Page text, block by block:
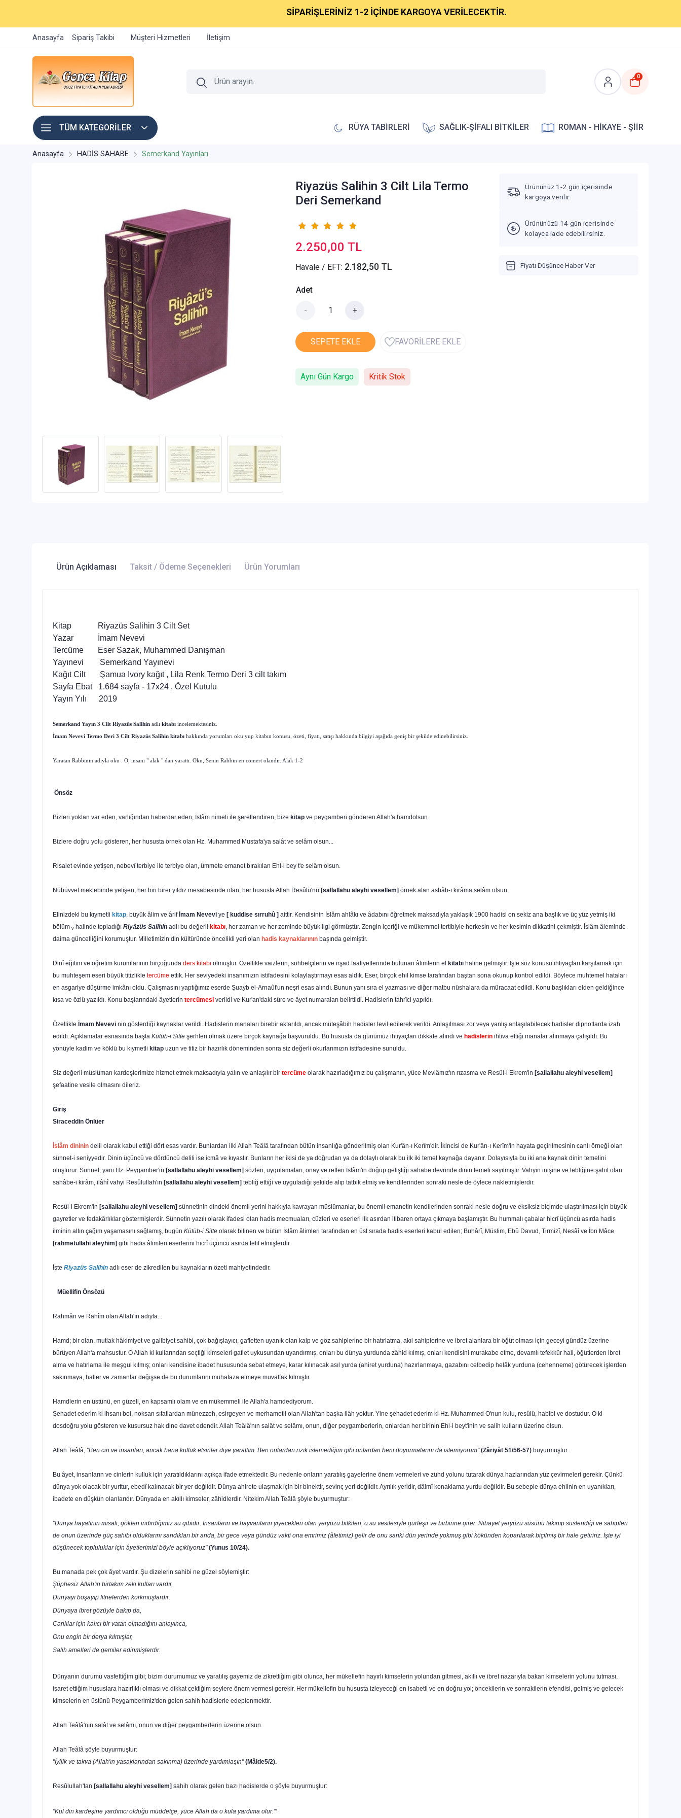
SİPARİŞLERİNİZ 1-2 İÇİNDE KARGOYA VERİLECEKTİR.
Anasayfa Sipariş Takibi Müşteri Hizmetleri İletişim
0
TÜM KATEGORİLER RÜYA TABİRLERİ SAĞLIK-ŞİFALI BİTKİLER ROMAN - HİKAYE - ŞİİR
Anasayfa HADİS SAHABE Semerkand Yayınları
Riyazüs Salihin 3 Cilt Lila Termo
Deri Semerkand
2.250,00 TL
Havale / EFT: 2.182,50 TL
Adet
- +
SEPETE EKLE FAVORİLERE EKLE
Aynı Gün Kargo Kritik Stok
Ürününüz 1-2 gün içerisinde
kargoya verilir.
Ürününüzü 14 gün içerisinde
kolayca iade edebilirsiniz.
Fiyatı Düşünce Haber Ver
Ürün Açıklaması Taksit / Ödeme Seçenekleri Ürün Yorumları
Kitap Riyazüs Salihin 3 Cilt Set
Yazar İmam Nevevi
Tercüme Eser Sazak, Muhammed Danışman
Yayınevi Semerkand Yayınevi
Kağıt Cilt Şamua Ivory kağıt , Lila Renk Termo Deri 3 cilt takım
Sayfa Ebat 1.684 sayfa - 17x24 , Özel Kutulu
Yayın Yılı 2019
Semerkand Yayın 3 Cilt Riyazüs Salihin adlı kitabı incelemektesiniz.
İmam Nevevi Termo Deri 3 Cilt Riyazüs Salihin kitabı hakkında yorumları oku yup kitabın konusu, özeti, fiyatı, satışı hakkında bilgiyi aşağıda geniş bir şekilde edinebilirsiniz.
Yaratan Rabbinin adıyla oku . O, insanı " alak " dan yarattı. Oku, Senin Rabbin en cömert olandır. Alak 1-2
Önsöz
Bizleri yoktan var eden, varlığından haberdar eden, İslâm nimeti ile şereflendiren, bize kitap ve peygamberi gönderen Allah'a hamdolsun.
Bizlere doğru yolu gösteren, her hususta örnek olan Hz. Muhammed Mustafa'ya salât ve selâm olsun...
Risalet evinde yetişen, nebevî terbiye ile terbiye olan, ümmete emanet bırakılan Ehl-i bey t'e selâm olsun.
Nübüvvet mektebinde yetişen, her biri birer yıldız mesabesinde olan, her hususta Allah Resûlü'nü [sallallahu aleyhi vesellem] örnek alan ashâb-ı kirâma selâm olsun.
Elinizdeki bu kıymetli kitap, büyük âlim ve ârif İmam Nevevi ye [ kuddise sırruhû ] aittir. Kendisinin İslâm ahlâkı ve âdabını öğretmek maksa­dıyla yaklaşık 1900 hadisi on sekiz ana başlık ve üç yüz yetmiş iki
bölüm v halinde topladığı Riyâzüs Salihin adlı bu değerli kitabı, her zaman ve her zeminde büyük ilgi görmüştür. Zengin içeriği ve mükemmel tertibiyle herkesin ve her kesimin dikkatini çekmiştir. İslâm âleminde
daima gün­celliğini korumuştur. Milletimizin din kültüründe öncelikli yeri olan hadis kaynaklarının başında gelmiştir.
Dinî eğitim ve öğretim kurumla­rının birçoğunda ders kitabı olmuştur. Özellikle vaizlerin, sohbetçilerin ve irşad faaliyetlerinde bulunan âlimlerin el kitabı haline gelmiştir. İşte söz konusu ihtiyaçları karşılamak için
bu muhteşem eseri büyük titiz­likle tercüme ettik. Her seviyedeki insanımızın istifadesini kolaylaş­tırmayı esas aldık. Eser, birçok ehil kimse tarafından baştan sona okunup kontrol edildi. Böylece muhtemel hataları
en asgariye düşürme imkânı oldu. Çalışmasını yaptığımız eserde Şuayb el-Arnaût'un neşri esas alındı. Bunun yanı sıra el yazması ve diğer matbu nüshalara da müracaat edildi. Konu başlıkları elden geldiğince
kısa ve özlü yazıldı. Konu başlarındaki âyetlerin tercümesi verildi ve Kur'an'daki sûre ve âyet numaraları belirtildi. Hadislerin tahrîci yapıldı.
Özellikle İmam Nevevi nin gösterdiği kaynaklar verildi. Hadislerin manaları birebir aktarıldı, ancak müteşâbih hadisler tevil edilerek verildi. Anlaşılması zor veya yanlış anlaşılabilecek hadisler dipnotlarda izah
edildi. Açık­lamalar esnasında başta Kütüb-i Sitte şerhleri olmak üzere birçok kay­nağa başvuruldu. Bu hususta da günümüz ihtiyaçları dikkate alındı ve hadislerin ihtiva ettiği manalar alınmaya çalışıldı. Bu
yönüyle kadim ve köklü bu kıymetli kitap uzun ve titiz bir hazırlık döneminden sonra siz değerli okurlarımızın istifadesine sunuldu.
Siz değerli müslüman kardeşlerimize hizmet etmek maksadıy­la yalın ve anlaşılır bir tercüme olarak hazırladığımız bu çalışmanın, yüce Mevlâmız'ın rızasma ve Resûl-i Ekrem'in [sallallahu aleyhi vesellem]
şefaatine vesile olmasını dileriz.
Giriş
Siraceddin Önlüer
İslâm dininin delil olarak kabul ettiği dört esas vardır. Bunlardan ilki Allah Teâlâ tarafından bütün insanlığa gönderilmiş olan Kur'ân-ı Kerîm'dir. İkincisi de Kur'ân-ı Kerîm'in hayata geçirilmesinin canlı örneği olan
sünnet-i seniyyedir. Dinin üçüncü ve dördüncü delili ise icmâ ve kıyastır. Bunların her ikisi de ya doğrudan ya da dolaylı ola­rak bu ilk iki temel kaynağa dayanır. Dolayısıyla bu iki ana kaynak dinin temelini
oluşturur. Sünnet, yani Hz. Peygamber'in [sallallahu aleyhi vesellem] sözleri, uygulamaları, onay ve retleri İslâm'ın doğup geliştiği sahabe devrinde dinin temeli sayılmıştır. Vahyin inişine ve tebliğine şahit olan
sahâbe-i kirâm, ilâhî vahyi Resûlullah'ın [sallallahu aleyhi vesel­lem] tebliğ ettiği ve uyguladığı şekilde alıp tatbik etmiş ve kendilerin­den sonraki nesle de öylece nakletmişlerdir.
Resûl-i Ekrem'in [sallallahu aleyhi vesellem] sünnetinin dindeki önemli yerini hakkıyla kavrayan müslümanlar, bu önemli emanetin kendilerin­den sonraki nesle doğru ve eksiksiz biçimde ulaştırılması için büyük
gayretler ve fedakârlıklar göstermişlerdir. Sünnetin yazılı olarak ifadesi olan hadis mecmuaları, cüzleri ve eserleri ilk asırdan itibaren ortaya çık­maya başlamıştır. Bu hummalı çabalar hicrî üçüncü asırda hadis
ilminin altın çağım yaşamasını sağlamış, bugün Kütüb-i Sitte olarak bilinen ve bütün İslâm âlimleri tarafından en üst sırada hadis eserleri kabul edilen; Buhârî, Müslim, Ebû Davud, Tirmizî, Nesâî ve İbn Mâce
[rahmetullahi aley­him] gibi hadis âlimleri eserlerini hicrî üçüncü asırda telif etmişlerdir.
İşte Riyazüs Salihin adlı eser de zikredilen bu kaynakların özeti mahiyetindedir.
Müellifin Önsözü
Rahmân ve Rahîm olan Allah'ın adıyla...
Hamd; bir olan, mutlak hâkimiyet ve galibiyet sahibi, çok bağışla­yıcı, gafletten uyanık olan kalp ve göz sahiplerine bir hatırlatma, akıl sahiplerine ve ibret alanlara bir öğüt olması için geceyi gündüz üzerine
bürüyen Allah'a mahsustur. O Allah ki kullarından seçtiği kimseleri gaflet uykusundan uyandırmış, onları bu dünya yurdunda zâhid kıl­mış, onları kendisini murakabe etme, devamlı tefekkür hali, öğütler­den ibret
alma ve hatırlama ile meşgul kılmış; onları kendisine ibadet hususunda sebat etmeye, karar kılınacak asıl yurda (ahiret yurduna) hazırlanmaya, gazabını celbedip helâk yurduna (cehenneme) götüre­cek işlerden
sakınmaya, haller ve zamanlar değişse de bu durumlarını muhafaza etmeye muvaffak kılmıştır.
Hamdlerin en üstünü, en güzeli, en kapsamlı olam ve en mükem­meli ile Allah'a hamdediyorum.
Şehadet ederim ki ihsanı bol, noksan sıfatlardan münezzeh, esir­geyen ve merhametli olan Allah'tan başka ilâh yoktur. Yine şehadet ederim ki Hz. Muhammed O'nun kulu, resûlü, habibi ve dostudur. O ki
dosdoğru yolu gösteren ve kusursuz hak dine davet edendir. Allah Teâlâ'nın salât ve selâmı, onun, diğer peygamberlerin, onlardan her birinin Ehl-i beyt'inin ve salih kulların üzerine olsun.
Allah Teâlâ, "Ben cin ve insanları, ancak bana kulluk etsinler diye ya­rattım. Ben onlardan rızık istemediğim gibi onlardan beni doyurmalarını da istemiyorum"(Zâriyât 51/56-57) buyurmuştur.
Bu âyet, insanların ve cin­lerin kulluk için yaratıldıklarını açıkça ifade etmektedir. Bu nedenle onların yaratılış gayelerine önem vermeleri ve zühd yolunu tutarak dünya hazlarından yüz çevirmeleri gerekir. Çünkü
dünya yok olacak bir yurttur, ebedî kalınacak bir yer değildir. Dünya ahirete ulaşmak için bir binektir, sevinç yeri değildir. Ayrılık yeridir, dâimî konakla­ma yurdu değildir. Bu sebeple dünya ehlinin en uyanıkları,
ibadete en düşkün olanlarıdır. Dünyada en akıllı kimseler, zâhidlerdir. Nitekim Allah Teâlâ şöyle buyurmuştur:
"Dünya hayatının misali, gökten indirdiğimiz su gibidir. İnsanların ve hayvanların yiyecekleri olan yeryüzü bitkileri, o su vesilesiyle gürleşir ve bir­birine girer. Nihayet yeryüzü süsünü takınıp süslendiği ve sahipleri
de onun üzerinde güç sahibi olduklarını sandıkları bir anda, bir gece veya gündüz vak­ti ona emrimiz (âfetimiz) gelir de onu sanki dün yerinde yokmuş gibi kökün­den koparılarak biçilmiş bir hale getiririz. İşte iyi
düşünecek topluluklar için âyetlerimizi böyle açıklıyoruz"(Yunus 10/24).
Bu manada pek çok âyet vardır. Şu dizelerin sahibi ne güzel söy­lemiştir:
Şüphesiz Allah'ın birtakım zeki kulları vardır,
Dünyayı boşayıp fitnelerden korkmuşlardır.
Dünyaya ibret gözüyle bakıp da,
Canlılar için kalıcı bir vatan olmadığını anlayınca,
Onu engin bir derya kılmışlar,
Salih amelleri de gemiler edinmişlerdir.
Dünyanın durumu vasfettiğim gibi; bizim durumumuz ve yaratı­lış gayemiz de zikrettiğim gibi olunca, her mükellefin hayırlı kimsele­rin yolundan gitmesi, akıllı ve ibret nazarıyla bakan kimselerin yolunu tutması,
işaret ettiğim hususlara hazırlıklı olması ve dikkat çektiğim şeylere önem vermesi gerekir. Her mükellefin bu hususta izleyeceği en isabetli ve en doğru yol; öncekilerin ve sonrakilerin efendisi, gelmiş ve gelecek
kimselerin en üstünü Peygamberimiz'den gelen sahih ha­dislerle edeplenmektir.
Allah Teâlâ'nın salât ve selâmı, onun ve diğer peygamberlerin üzerine olsun.
Allah Teâlâ şöyle buyurmuştur:
"İyilik ve takva (Allah'ın yasaklarından sakınma) üzerinde yardımlaşın"(Mâide5/2).
Resûlullah'tan [sallallahu aleyhi vesellem] sahih olarak gelen bazı hadis­lerde o şöyle buyurmuştur:
"Kul din kardeşine yardımcı olduğu müddetçe, yüce Allah da o kula yar­dıma olur.'"